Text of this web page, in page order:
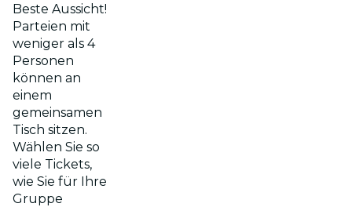
Beste Aussicht!
Parteien mit
weniger als 4
Personen
können an
einem
gemeinsamen
Tisch sitzen.
Wählen Sie so
viele Tickets,
wie Sie für Ihre
Gruppe